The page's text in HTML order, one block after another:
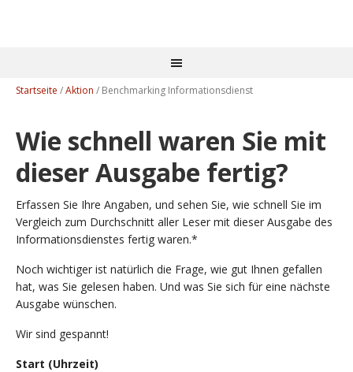
Startseite /Aktion / Benchmarking Informationsdienst
Wie schnell waren Sie mit
dieser Ausgabe fertig?
Erfassen Sie Ihre Angaben, und sehen Sie, wie schnell Sie im
Vergleich zum Durchschnitt aller Leser mit dieser Ausgabe des
Informationsdienstes fertig waren.*
Noch wichtiger ist natürlich die Frage, wie gut Ihnen gefallen
hat, was Sie gelesen haben. Und was Sie sich für eine nächste
Ausgabe wünschen.
Wir sind gespannt!
Start (Uhrzeit)